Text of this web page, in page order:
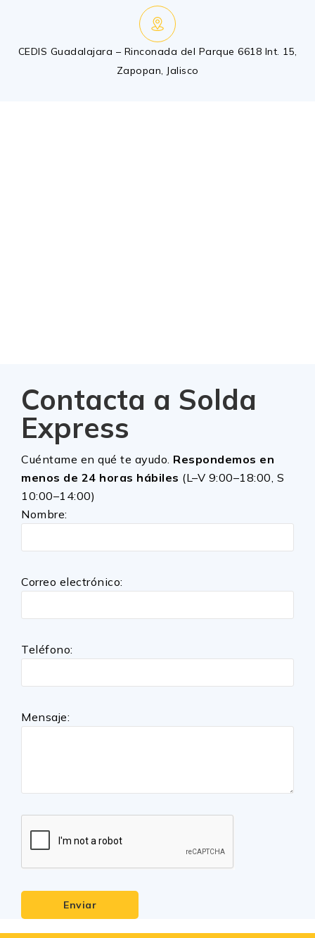
CEDIS Guadalajara – Rinconada del Parque 6618 Int. 15,
Zapopan, Jalisco
Contacta a Solda
Express
Cuéntame en qué te ayudo. Respondemos en
menos de 24 horas hábiles (L–V 9:00–18:00, S
10:00–14:00)
Nombre:
Correo electrónico:
Teléfono:
Mensaje:
Enviar